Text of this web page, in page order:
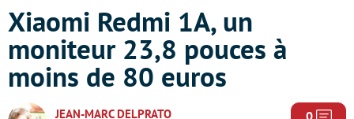
Xiaomi Redmi 1A, un
moniteur 23,8 pouces à
moins de 80 euros
JEAN-MARC DELPRATO
0